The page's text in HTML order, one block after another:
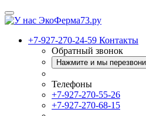
+7-927-270-24-59 Контакты
Обратный звонок
Нажмите и мы
Телефоны
+7-927-270-55-26
+7-927-270-68-15